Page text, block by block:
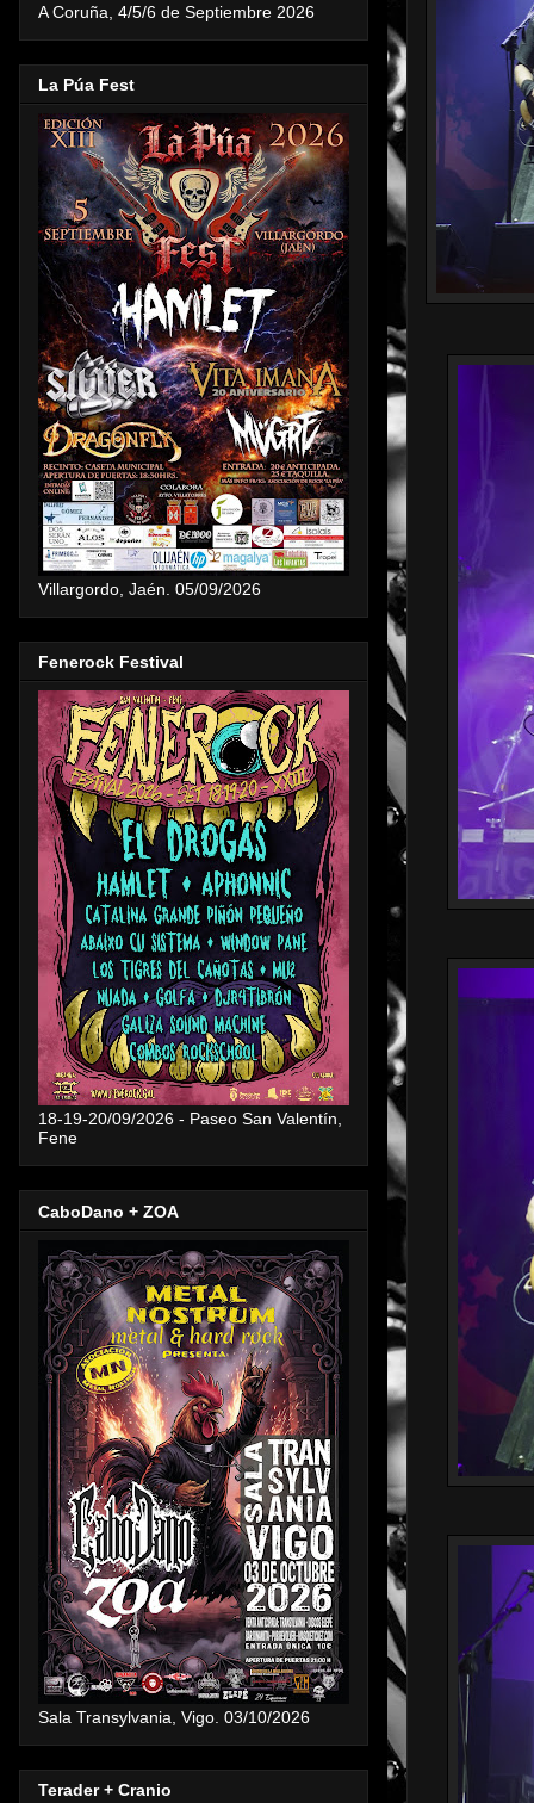
A Coruña, 4/5/6 de Septiembre 2026
La Púa Fest
Villargordo, Jaén. 05/09/2026
Fenerock Festival
18-19-20/09/2026 - Paseo San Valentín,
Fene
CaboDano + ZOA
Sala Transylvania, Vigo. 03/10/2026
Terader + Cranio